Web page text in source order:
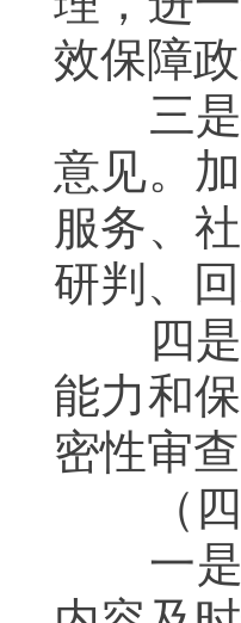
效保障
三是不
意见。
服务、
研判、回
四是加
能力和
密性审
（四
一是街